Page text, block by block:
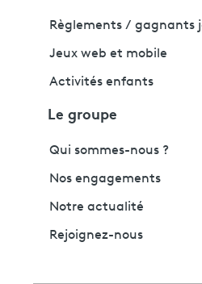
Règlements / gagnants
Jeux web et mobile
Activités enfants
Le groupe
Qui sommes-nous ?
Nos engagements
Notre actualité
Rejoignez-nous